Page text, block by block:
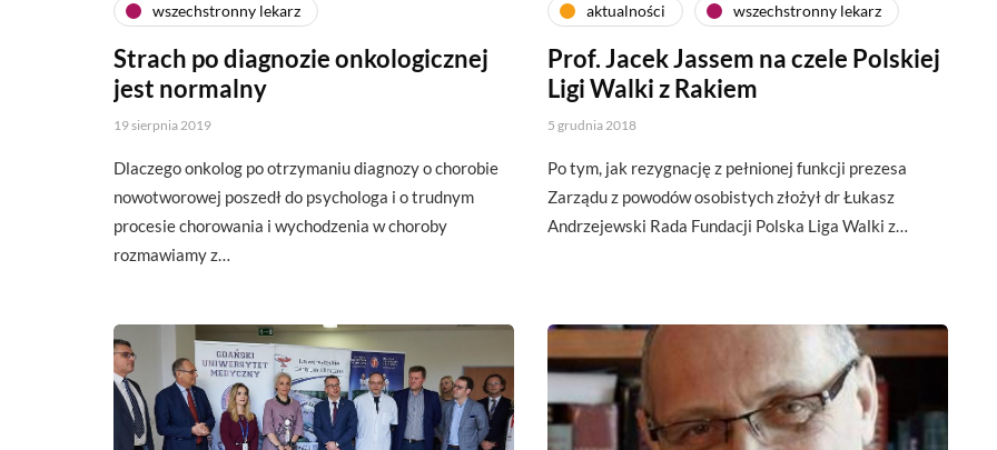
wszechstronny lekarz
Strach po diagnozie onkologicznej
jest normalny
19 sierpnia 2019
Dlaczego onkolog po otrzymaniu diagnozy o chorobie
nowotworowej poszedł do psychologa i o trudnym
procesie chorowania i wychodzenia w choroby
rozmawiamy z…
aktualności wszechstronny lekarz
Prof. Jacek Jassem na czele Polskiej
Ligi Walki z Rakiem
5 grudnia 2018
Po tym, jak rezygnację z pełnionej funkcji prezesa
Zarządu z powodów osobistych złożył dr Łukasz
Andrzejewski Rada Fundacji Polska Liga Walki z…